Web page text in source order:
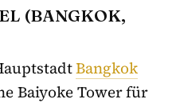
(BANGKOK,
Bangkok
Baiyoke Tower für